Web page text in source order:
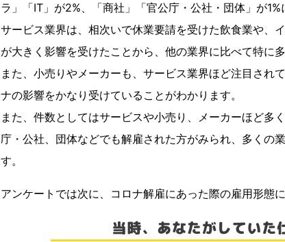
ラ」「IT」が2%、「商社」「官公庁・公社・団体」が1%
サービス業界は、相次いで休業要請を受けた飲食業や、
が大きく影響を受けたことから、他の業界に比べて特に
また、小売りやメーカーも、サービス業界ほど注目され
ナの影響をかなり受けていることがわかります。
また、件数としてはサービスや小売り、メーカーほど多
庁・公社、団体などでも解雇された方がみられ、多くの
す。
アンケートでは次に、コロナ解雇にあった際の雇用形態